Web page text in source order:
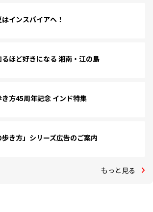
インスパイアへ！
ほど好きになる 湘南・江の島
方45周年記念 インド特集
歩き方」シリーズ広告のご案内
もっと見る